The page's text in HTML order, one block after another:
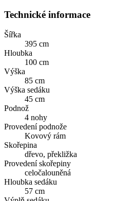
Technické informace
Šířka
395 cm
Hloubka
100 cm
Výška
85 cm
Výška sedáku
45 cm
Podnož
4 nohy
Provedení podnože
Kovový rám
Skořepina
dřevo, překližka
Provedení skořepiny
celočalouněná
Hloubka sedáku
57 cm